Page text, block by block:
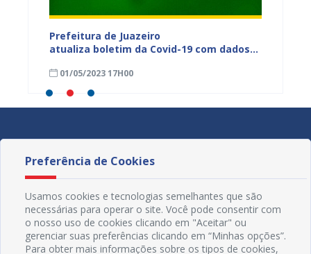
Prefeitura de Juazeiro
atualiza boletim da Covid-19 com dados
01/05/2023 17H00
Preferência de Cookies
Usamos cookies e tecnologias semelhantes que são
necessárias para operar o site. Você pode consentir com
o nosso uso de cookies clicando em "Aceitar" ou
gerenciar suas preferências clicando em “Minhas opções”.
Para obter mais informações sobre os tipos de cookies,